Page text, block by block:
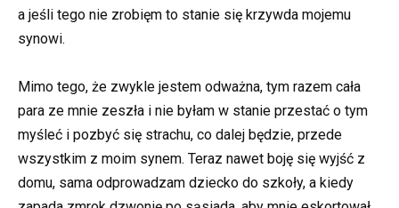
a jeśli tego nie zrobięm to stanie się krzywda mojemu
synowi.
Mimo tego, że zwykle jestem odważna, tym razem cała
para ze mnie zeszła i nie byłam w stanie przestać o tym
myśleć i pozbyć się strachu, co dalej będzie, przede
wszystkim z moim synem. Teraz nawet boję się wyjść z
domu, sama odprowadzam dziecko do szkoły, a kiedy